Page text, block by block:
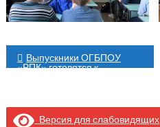
Навигация
записям
Выпускники ОГБПОУ
«РПК» готовятся к
Версия для слабовидящих